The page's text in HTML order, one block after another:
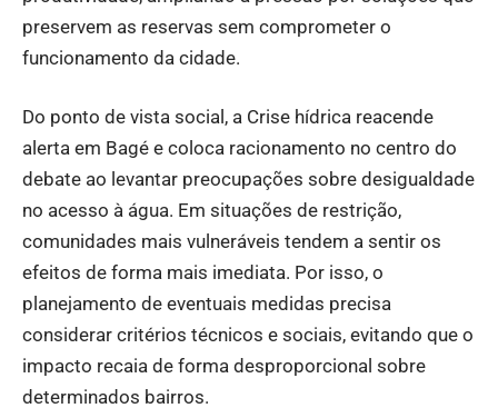
preservem as reservas sem comprometer o
funcionamento da cidade.
Do ponto de vista social, a Crise hídrica reacende
alerta em Bagé e coloca racionamento no centro do
debate ao levantar preocupações sobre desigualdade
no acesso à água. Em situações de restrição,
comunidades mais vulneráveis tendem a sentir os
efeitos de forma mais imediata. Por isso, o
planejamento de eventuais medidas precisa
considerar critérios técnicos e sociais, evitando que o
impacto recaia de forma desproporcional sobre
determinados bairros.